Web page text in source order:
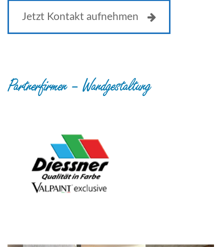
Jetzt Kontakt aufnehmen
Partnerfirmen – Wandgestaltung